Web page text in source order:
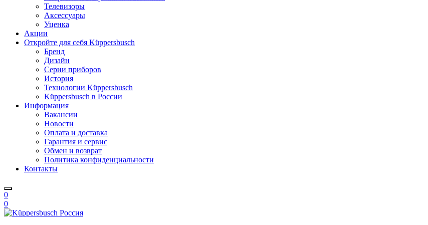
Телевизоры
Аксессуары
Уценка
Акции
Откройте для себя Küppersbusch
Бренд
Дизайн
Серии приборов
История
Технологии Küppersbusch
Küppersbusch в России
Информация
Вакансии
Новости
Оплата и доставка
Гарантия и сервис
Обмен и возврат
Политика конфиденциальности
Контакты
0
0